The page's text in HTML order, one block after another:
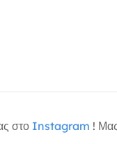
στο Instagram !